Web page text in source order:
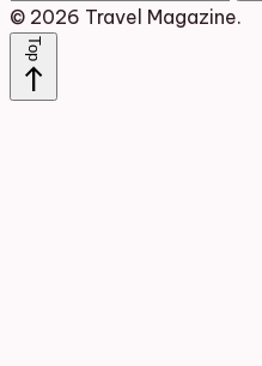
© 2026 Travel Magazine.
Top
north